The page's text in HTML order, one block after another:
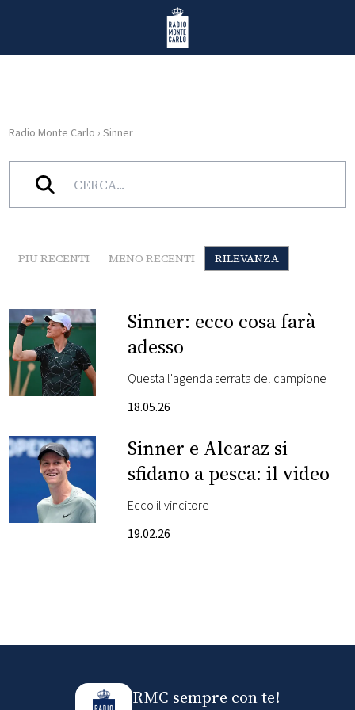
Radio Monte Carlo
HOME
RADIO
NEWS
FOTO
CONCORSI
EVENTI
VIDEO
Radio Monte Carlo › Sinner
Tag:Sinner
PIU RECENTI MENO RECENTI RILEVANZA
Sinner: ecco cosa farà
adesso
Questa l'agenda serrata del campione
18.05.26
Sinner e Alcaraz si
sfidano a pesca: il video
Ecco il vincitore
19.02.26
RMC sempre con te!